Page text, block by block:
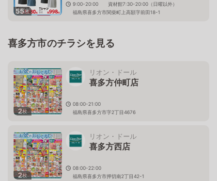
55枚
9:00-20:00 資材館7:30-20:00（日曜以外）
福島県喜多方市関柴町上高額字前田18-1
喜多方市のチラシを見る
2枚
リオン・ドール
喜多方仲町店
08:00-21:00
福島県喜多方市字2丁目4676
2枚
リオン・ドール
喜多方西店
08:00-22:00
福島県喜多方市押切南2丁目42-1